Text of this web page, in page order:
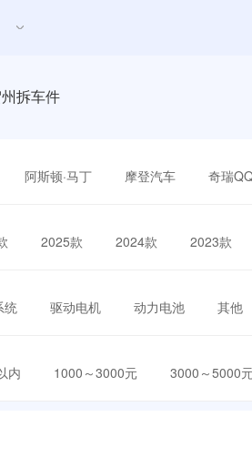
拆车件
阿斯顿·马丁 摩登汽车 奇瑞
2025款 2024款 2023款
统 驱动电机 动力电池 其他
内 1000～3000元 3000～5000